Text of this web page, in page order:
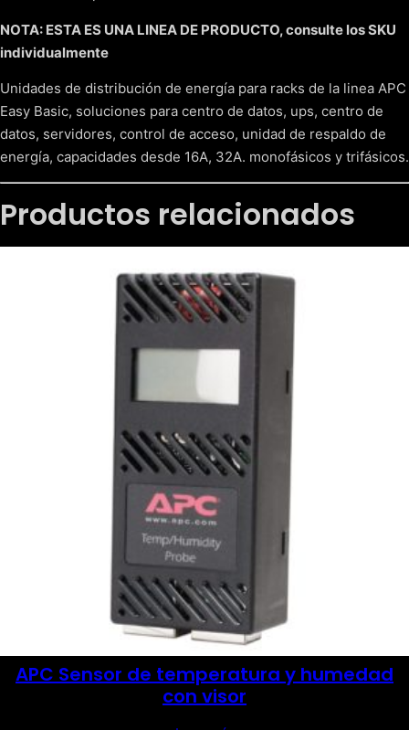
NOTA: ESTA ES UNA LINEA DE PRODUCTO, consulte los SKU
individualmente
Unidades de distribución de energía para racks de la linea APC
Easy Basic, soluciones para centro de datos, ups, centro de
datos, servidores, control de acceso, unidad de respaldo de
energía, capacidades desde 16A, 32A. monofásicos y trifásicos.
Productos relacionados
APC Sensor de temperatura y humedad
con visor